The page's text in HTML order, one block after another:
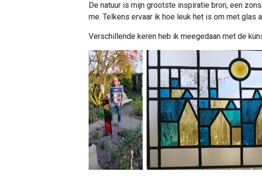
De natuur is mijn grootste inspiratie bron, een
me. Telkens ervaar ik hoe leuk het is om met glas
Verschillende keren heb ik meegedaan met de